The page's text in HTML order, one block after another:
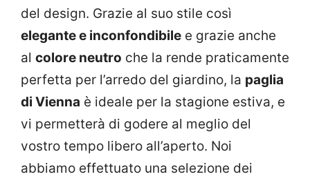
del design. Grazie al suo stile così
elegante e inconfondibile e grazie anche
al colore neutro che la rende praticamente
perfetta per l’arredo del giardino, la paglia
di Vienna è ideale per la stagione estiva, e
vi permetterà di godere al meglio del
vostro tempo libero all’aperto. Noi
abbiamo effettuato una selezione dei